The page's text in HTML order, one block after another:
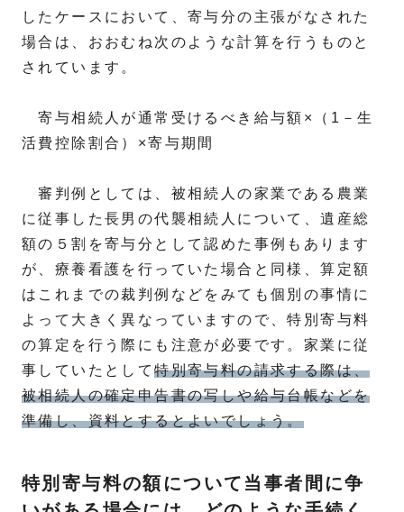
したケースにおいて、寄与分の主張がなされた
場合は、おおむね次のような計算を行うものと
されています。
寄与相続人が通常受けるべき給与額×（1－生
活費控除割合）×寄与期間
審判例としては、被相続人の家業である農業
に従事した長男の代襲相続人について、遺産総
額の５割を寄与分として認めた事例もあります
が、療養看護を行っていた場合と同様、算定額
はこれまでの裁判例などをみても個別の事情に
よって大きく異なっていますので、特別寄与料
の算定を行う際にも注意が必要です。家業に従
事していたとして特別寄与料の請求する際は、
被相続人の確定申告書の写しや給与台帳などを
準備し、資料とするとよいでしょう。
特別寄与料の額について当事者間に争